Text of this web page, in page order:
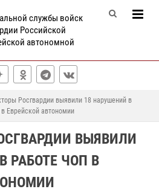
службы войск
Российской
автономной
Росгвардии выявили 18 нарушений в
Еврейской автономии
ВЫЯВИЛИ
РАБОТЕ ЧОП В